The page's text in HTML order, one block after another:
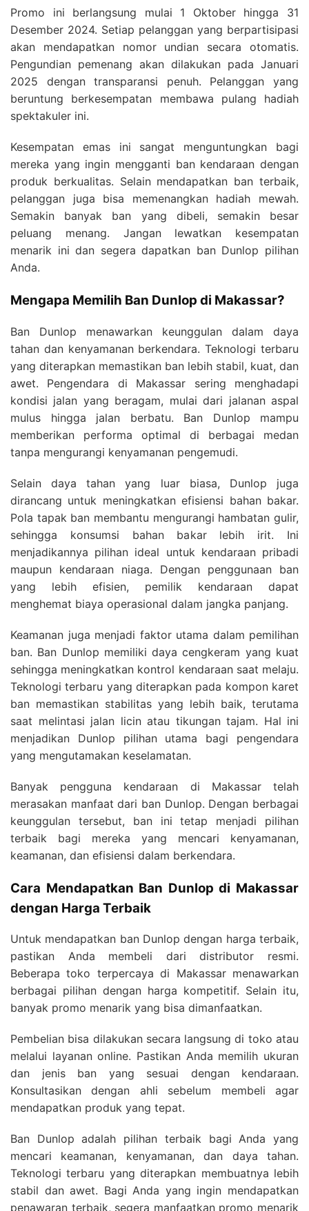
Promo ini berlangsung mulai 1 Oktober hingga 31
Desember 2024. Setiap pelanggan yang berpartisipasi
akan mendapatkan nomor undian secara otomatis.
Pengundian pemenang akan dilakukan pada Januari
2025 dengan transparansi penuh. Pelanggan yang
beruntung berkesempatan membawa pulang hadiah
spektakuler ini.
Kesempatan emas ini sangat menguntungkan bagi
mereka yang ingin mengganti ban kendaraan dengan
produk berkualitas. Selain mendapatkan ban terbaik,
pelanggan juga bisa memenangkan hadiah mewah.
Semakin banyak ban yang dibeli, semakin besar
peluang menang. Jangan lewatkan kesempatan
menarik ini dan segera dapatkan ban Dunlop pilihan
Anda.
Mengapa Memilih Ban Dunlop di Makassar?
Ban Dunlop menawarkan keunggulan dalam daya
tahan dan kenyamanan berkendara. Teknologi terbaru
yang diterapkan memastikan ban lebih stabil, kuat, dan
awet. Pengendara di Makassar sering menghadapi
kondisi jalan yang beragam, mulai dari jalanan aspal
mulus hingga jalan berbatu. Ban Dunlop mampu
memberikan performa optimal di berbagai medan
tanpa mengurangi kenyamanan pengemudi.
Selain daya tahan yang luar biasa, Dunlop juga
dirancang untuk meningkatkan efisiensi bahan bakar.
Pola tapak ban membantu mengurangi hambatan gulir,
sehingga konsumsi bahan bakar lebih irit. Ini
menjadikannya pilihan ideal untuk kendaraan pribadi
maupun kendaraan niaga. Dengan penggunaan ban
yang lebih efisien, pemilik kendaraan dapat
menghemat biaya operasional dalam jangka panjang.
Keamanan juga menjadi faktor utama dalam pemilihan
ban. Ban Dunlop memiliki daya cengkeram yang kuat
sehingga meningkatkan kontrol kendaraan saat melaju.
Teknologi terbaru yang diterapkan pada kompon karet
ban memastikan stabilitas yang lebih baik, terutama
saat melintasi jalan licin atau tikungan tajam. Hal ini
menjadikan Dunlop pilihan utama bagi pengendara
yang mengutamakan keselamatan.
Banyak pengguna kendaraan di Makassar telah
merasakan manfaat dari ban Dunlop. Dengan berbagai
keunggulan tersebut, ban ini tetap menjadi pilihan
terbaik bagi mereka yang mencari kenyamanan,
keamanan, dan efisiensi dalam berkendara.
Cara Mendapatkan Ban Dunlop di Makassar
dengan Harga Terbaik
Untuk mendapatkan ban Dunlop dengan harga terbaik,
pastikan Anda membeli dari distributor resmi.
Beberapa toko terpercaya di Makassar menawarkan
berbagai pilihan dengan harga kompetitif. Selain itu,
banyak promo menarik yang bisa dimanfaatkan.
Pembelian bisa dilakukan secara langsung di toko atau
melalui layanan online. Pastikan Anda memilih ukuran
dan jenis ban yang sesuai dengan kendaraan.
Konsultasikan dengan ahli sebelum membeli agar
mendapatkan produk yang tepat.
Ban Dunlop adalah pilihan terbaik bagi Anda yang
mencari keamanan, kenyamanan, dan daya tahan.
Teknologi terbaru yang diterapkan membuatnya lebih
stabil dan awet. Bagi Anda yang ingin mendapatkan
penawaran terbaik, segera manfaatkan promo menarik